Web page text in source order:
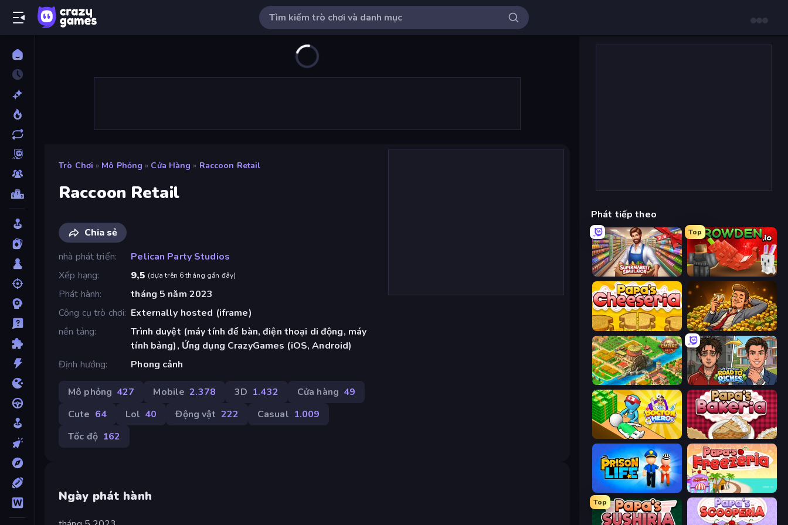
Trò Chơi » Mô Phỏng » Cửa Hàng » Raccoon Retail
Raccoon Retail
Chia sẻ
nhà phát triển
Pelican Party Studios
Xếp hạng
9,5 (dựa trên 6 tháng gần đây)
Phát hành
tháng 5 năm 2023
Công cụ trò chơi Externally hosted (iframe)
nền tảng
Trình duyệt (máy tính để bàn, điện thoại di động, máy
tính bảng), Ứng dụng CrazyGames (iOS, Android)
Định hướng
Phong cảnh
Mô phỏng 427 Mobile 2.378 3D 1.432 Cửa hàng 49
Cute 64 Lol 40 Động vật 222 Casual 1.009
Tốc độ 162
Ngày phát hành
Phát tiếp theo
Supermarket Simulator: Store Manager
Top
Grow A Garden | Growden.io
Papa's Cheeseria Idle Billionaire Tycoon
Empire City Life Simulator: Road to Riches
Doctor Hero Papa's Bakeria
Prison Life Papa's Freezeria
Top